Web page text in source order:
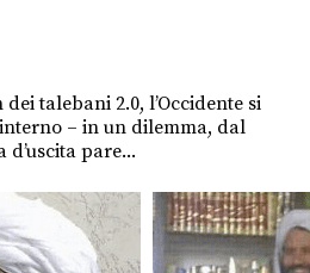
talebani 2.0, l’Occidente si
– in un dilemma, dal
pare...